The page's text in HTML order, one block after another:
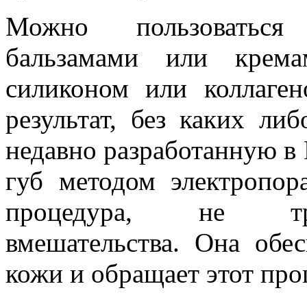
Можно
бальзамами или
силиконом или
результат, без каких
недавно разработанную
губ методом
процедура, не
вмешательства. Она
кожи и обращает этот